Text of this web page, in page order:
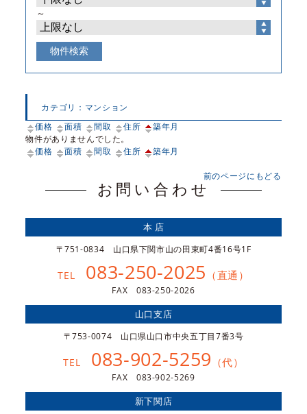
カテゴリ：マンション
価格
面積 間取 住所
築年月
物件がありませんでした。
価格
面積 間取 住所 築年月
前のページにもどる
お問い合わせ
本 店
〒751-0834 山口県下関市山の田東町4番16号1F
TEL 083-250-2025 （直通）
FAX 083-250-2026
山口支店
〒753-0074 山口県山口市中央五丁目7番3号
TEL 083-902-5259 （代）
FAX 083-902-5269
新下関店
～